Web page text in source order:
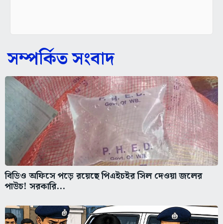
সম্পর্কিত সংবাদ
বিডিও অফিসে পড়ে রয়েছে পিএইচইর সিল দেওয়া জলের
পাউচ! সরকারি...